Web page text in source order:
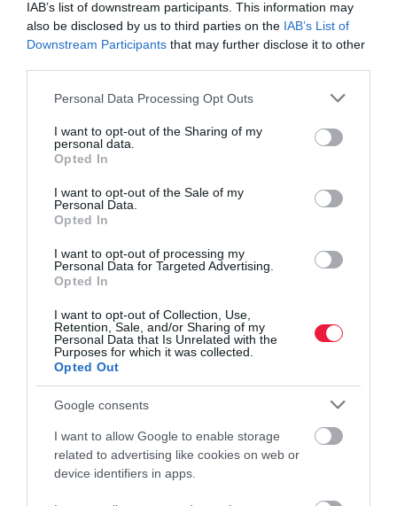
IAB’s list of downstream participants. This information may
also be disclosed by us to third parties on the IAB’s List of
Downstream Participants that may further disclose it to other
Please note that this website/app uses one or more Google
not limited to your visit or usage behaviour. You may click to
grant or deny consent to Google and its third-party tags to
use your data for below specified purposes in below Google
consent section.
Personal Data Processing Opt Outs
I want to opt-out of the Sharing of my
personal data.
Opted In
I want to opt-out of the Sale of my
Personal Data.
Opted In
I want to opt-out of processing my
Personal Data for Targeted Advertising.
Opted In
I want to opt-out of Collection, Use,
Retention, Sale, and/or Sharing of my
Personal Data that Is Unrelated with the
Purposes for which it was collected.
Opted Out
Google consents
I want to allow Google to enable storage
related to advertising like cookies on web or
device identifiers in apps.
MUNKA
Így emelkedett a hazai vállalati középvezetők bére
Több mint 60 hazai vállalat mintegy 800 középvezetőjének
béradatait vizsgálta meg az RSM Hungary. A 800 ezer és 1,2
millió forint közötti havi bruttó fizetési sávban dolgozó
alkalmazottak esetében a…